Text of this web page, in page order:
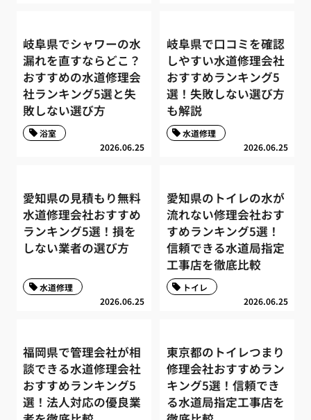
岐阜県でシャワーの水
漏れを直すならどこ？
おすすめの水道修理会
社ランキング5選と失
敗しない選び方
2026.06.25
浴室
岐阜県で口コミを確認
しやすい水道修理会社
おすすめランキング5
選！失敗しない選び方
も解説
2026.06.25
水道修理
愛知県の見積もり無料
水道修理会社おすすめ
ランキング5選！損を
しない業者の選び方
2026.06.25
水道修理
愛知県のトイレの水が
流れない修理会社おす
すめランキング5選！
信頼できる水道局指定
工事店を徹底比較
2026.06.25
トイレ
福岡県で管理会社が相
談できる水道修理会社
おすすめランキング5
選！法人対応の優良業
東京都のトイレつまり
修理会社おすすめラン
キング5選！信頼でき
る水道局指定工事店を